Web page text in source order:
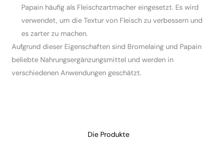
Papain häufig als Fleischzartmacher eingesetzt. Es wird
verwendet, um die Textur von Fleisch zu verbessern und
es zarter zu machen.
Aufgrund dieser Eigenschaften sind Bromelaing und Papain
beliebte Nahrungsergänzungsmittel und werden in
verschiedenen Anwendungen geschätzt.
Die Produkte